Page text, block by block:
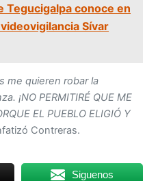
Tegucigalpa conoce en
Sívar
me quieren robar la
¡NO PERMITIRÉ QUE ME
EL PUEBLO ELIGIÓ Y
Contreras.
Siguenos